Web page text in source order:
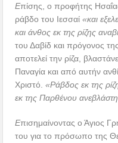
Επίσης, ο προφήτης
ράβδο του Ιεσσαί«και
και άνθος εκ της ρίζης
του Δαβίδ και πρόγονος
αποτελεί την ρίζα,
Παναγία και από αυτήν
Χριστό.«Ράβδος εκ της
εκ της Παρθένου
Επισημαίνοντας ο Άγιος
του για το πρόσωπο της